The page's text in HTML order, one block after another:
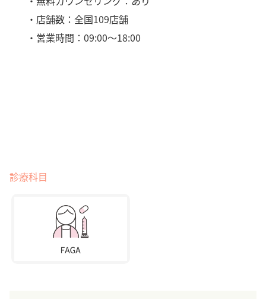
・店舗数：全国109店舗
・営業時間：09:00〜18:00
診療科目